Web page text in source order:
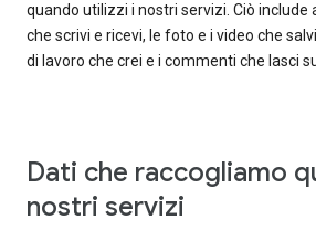
quando utilizzi i nostri servizi. Ciò include
che scrivi e ricevi, le foto e i video che
di lavoro che crei e i commenti che lasci
Dati che raccogliamo
nostri servizi